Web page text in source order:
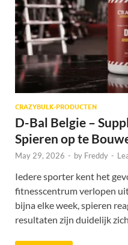
CRAZYBULK-PRODUCTEN
D-Bal Belgie –
Spieren op te
May 29, 2026 - by Freddy -
Iedere sporter kent het
fitnesscentrum verlopen
bijna elke week, spieren
resultaten zijn duidelijk